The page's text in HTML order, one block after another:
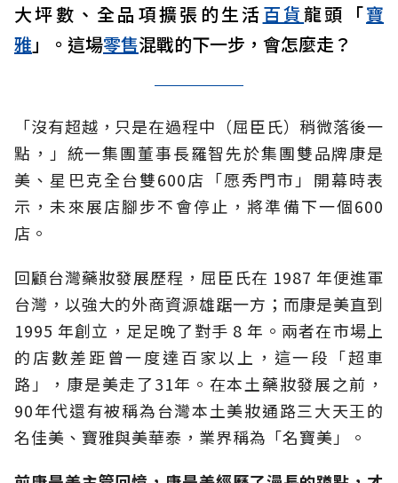
大坪數、全品項擴張的生活百貨龍頭「寶
雅 」。這場零售混戰的下一步，會怎麼走？
「沒有超越，只是在過程中（屈臣氏）稍微落後一
點，」統一集團董事長羅智先於集團雙品牌康是
美、星巴克全台雙600店 「愿秀門市」開幕時表
示，未來展店腳步不會停止，將準備下一個600
店。
回顧台灣藥妝發展歷程，屈臣氏在 1987 年便進軍
台灣，以強大的外商資源雄踞一方；而康是美直到
1995 年創立，足足晚了對手 8 年。兩者在市場上
的店數差距曾一度達百家以上，這一段「超車
路」，康是美走了31年。在本土藥妝發展之前，
90年代還有被稱為台灣本土美妝通路三大天王的
名佳美、寶雅與美華泰，業界稱為「名寶美」。